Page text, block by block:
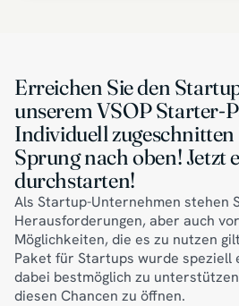
Erreichen Sie den
unserem VSOP Starter-
Individuell
Sprung nach oben! Jetzt
durchstarten!
Als Startup-Unternehmen stehen
Herausforderungen, aber auch
Möglichkeiten, die es zu nutzen
Paket für Startups wurde speziell
dabei bestmöglich zu
diesen Chancen zu öffnen.